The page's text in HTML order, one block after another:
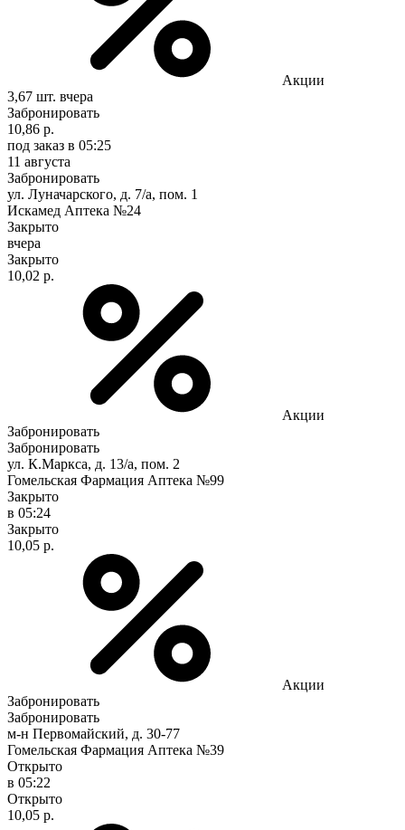
Акции
3,67 шт. вчера
Забронировать
10,86 р.
под заказ в 05:25
11 августа
Забронировать
ул. Луначарского, д. 7/а, пом. 1
Искамед Аптека №24
Закрыто
вчера
Закрыто
10,02 р.
Акции
Забронировать
Забронировать
ул. К.Маркса, д. 13/а, пом. 2
Гомельская Фармация Аптека №99
Закрыто
в 05:24
Закрыто
10,05 р.
Акции
Забронировать
Забронировать
м-н Первомайский, д. 30-77
Гомельская Фармация Аптека №39
Открыто
в 05:22
Открыто
10,05 р.